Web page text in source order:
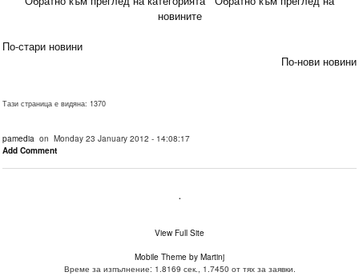
новините
По-стари новини
По-нови новини
Тази страница е видяна: 1370
pamedia on Monday 23 January 2012 - 14:08:17
Add Comment
.
View Full Site
Mobile Theme by Martinj
Време за изпълнение: 1.8169 сек., 1.7450 от тях за заявки.